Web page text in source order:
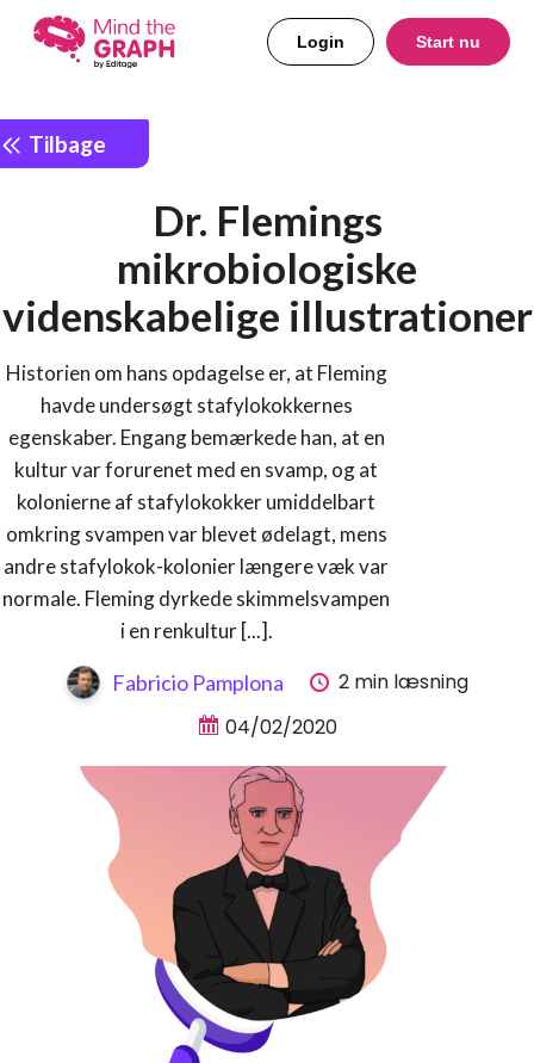
Login Start nu
Tilbage
Dr. Flemings
mikrobiologiske
videnskabelige illustrationer
Historien om hans opdagelse er, at Fleming
havde undersøgt stafylokokkernes
egenskaber. Engang bemærkede han, at en
kultur var forurenet med en svamp, og at
kolonierne af stafylokokker umiddelbart
omkring svampen var blevet ødelagt, mens
andre stafylokok-kolonier længere væk var
normale. Fleming dyrkede skimmelsvampen
i en renkultur [...].
Fabricio Pamplona
2 min læsning
04/02/2020